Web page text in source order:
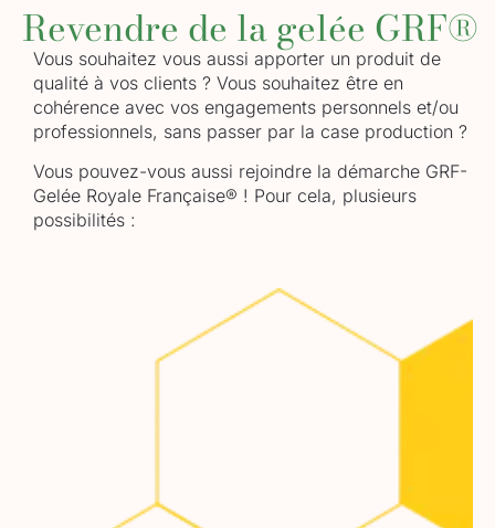
Revendre de la gelée GRF®
Vous souhaitez vous aussi apporter un produit de
qualité à vos clients ? Vous souhaitez être en
cohérence avec vos engagements personnels et/ou
professionnels, sans passer par la case production ?
Vous pouvez-vous aussi rejoindre la démarche GRF-
Gelée Royale Française® ! Pour cela, plusieurs
possibilités :